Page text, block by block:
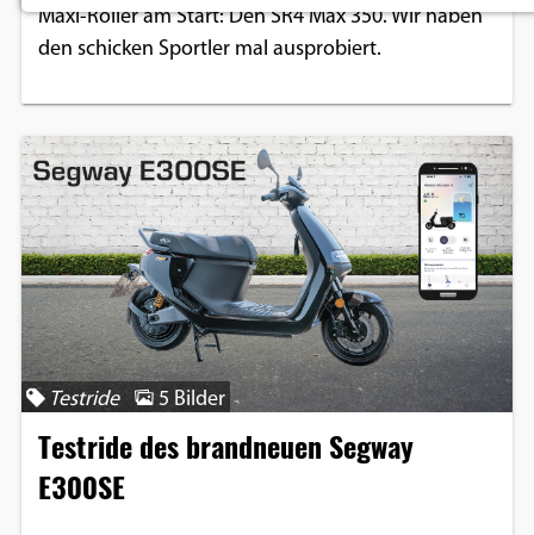
Maxi-Roller am Start: Den SR4 Max 350. Wir haben
den schicken Sportler mal ausprobiert.
Testride 5 Bilder
Testride des brandneuen Segway
E300SE
Notwendige Cookies ermöglichen
einwandfreie Funktion der Website
erforderlich.
Einverständnis-Cookie
Name:
cookie_consent
Zweck:
Dieser Cookie speichert die ausgewählten
Einverständnis-Optionen des Benutzers
Cookie Laufzeit:
1 Jahr